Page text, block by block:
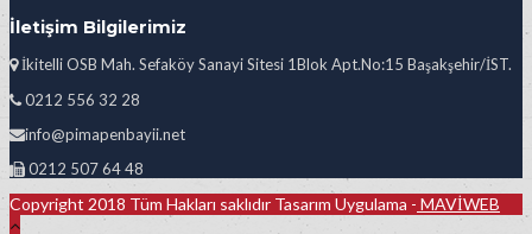
İletişim Bilgilerimiz
İkitelli OSB Mah. Sefaköy Sanayi Sitesi 1Blok Apt.No:15 Başakşehir/İST.
0212 556 32 28
info@pimapenbayii.net
0212 507 64 48
Copyright 2018 Tüm Hakları saklıdır Tasarım Uygulama - MAVİWEB